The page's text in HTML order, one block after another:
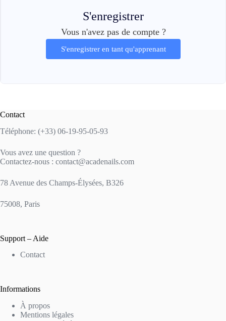
S'enregistrer
Vous n'avez pas de compte ?
S'enregistrer en tant qu'apprenant
Contact
Téléphone: (+33) 06-19-95-05-93
Vous avez une question ?
Contactez-nous : contact@acadenails.com
78 Avenue des Champs-Élysées, B326
75008, Paris
Support – Aide
Contact
Informations
À propos
Mentions légales